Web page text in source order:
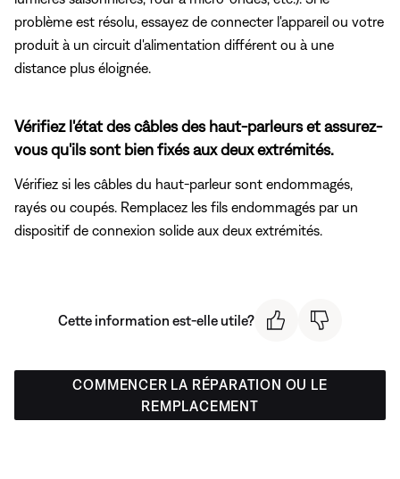
problème est résolu, essayez de connecter l'appareil ou votre
produit à un circuit d'alimentation différent ou à une
distance plus éloignée.
Vérifiez l'état des câbles des haut-parleurs et assurez-
vous qu'ils sont bien fixés aux deux extrémités.
Vérifiez si les câbles du haut-parleur sont endommagés,
rayés ou coupés. Remplacez les fils endommagés par un
dispositif de connexion solide aux deux extrémités.
Cette information est-elle utile?
COMMENCER LA RÉPARATION OU LE
REMPLACEMENT